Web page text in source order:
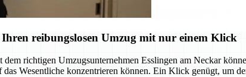
reibungslosen Umzug mit nur einem Klick
richtigen Umzugsunternehmen Esslingen am Neckar
Wesentliche konzentrieren können. Ein Klick genügt, um